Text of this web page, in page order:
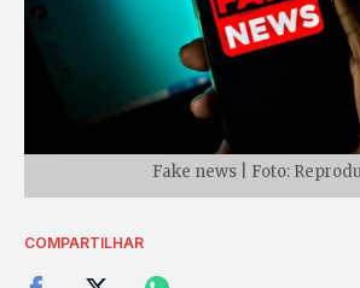
Fake news | Foto:
COMPARTILHAR